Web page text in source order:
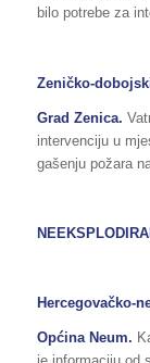
bilo potrebe za
Zeničko-
Grad Zenica.
intervenciju u
gašenju požara
Hercegovačko-
Općina Neum.